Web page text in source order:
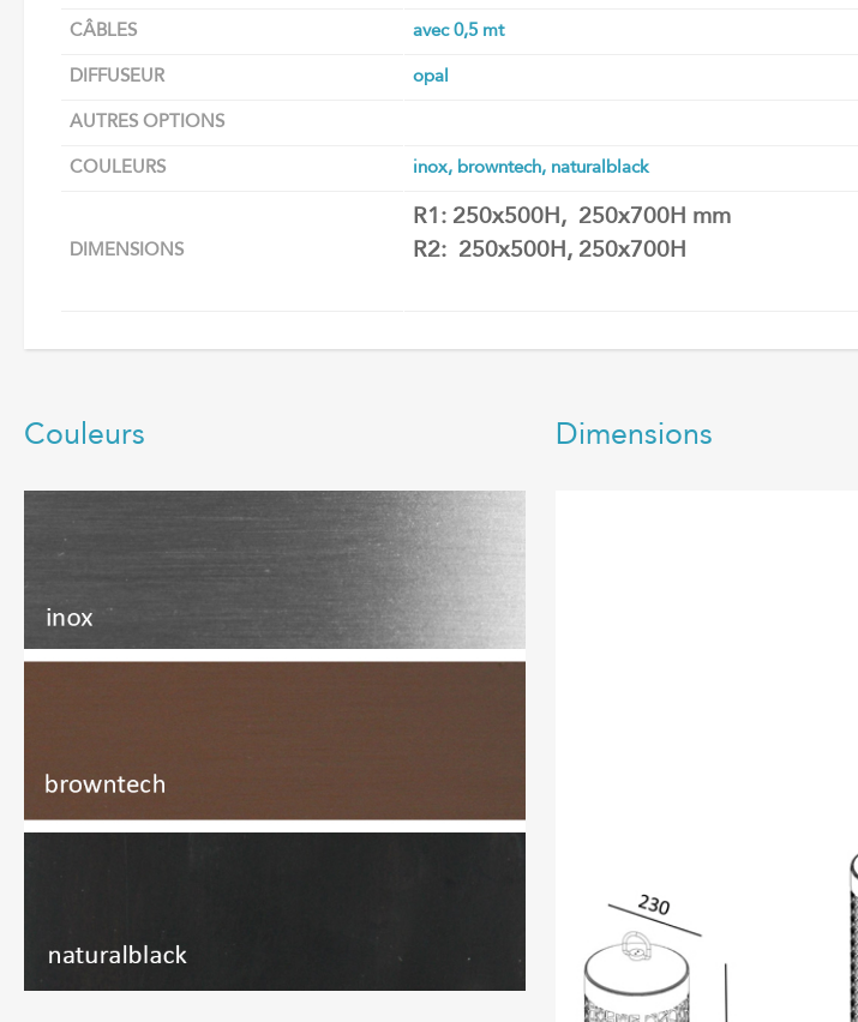
CÂBLES avec 0,5 mt
DIFFUSEUR opal
AUTRES OPTIONS
COULEURS inox, browntech, naturalblack
DIMENSIONS
R1: 250x500H, 250x700H mm
R2: 250x500H, 250x700H
Couleurs Dimensions